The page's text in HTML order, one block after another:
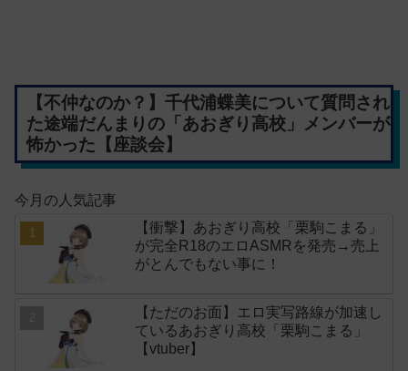
【不仲なのか？】千代浦蝶美について質問され
た途端だんまりの「あおぎり高校」メンバーが
怖かった【座談会】
今月の人気記事
【衝撃】あおぎり高校「栗駒こまる」
が完全R18のエロASMRを発売→売上
がとんでもない事に！
【ただのお面】エロ実写路線が加速し
ているあおぎり高校「栗駒こまる」
【vtuber】